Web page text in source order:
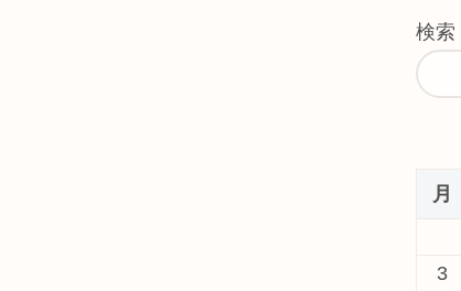
検索
月
3